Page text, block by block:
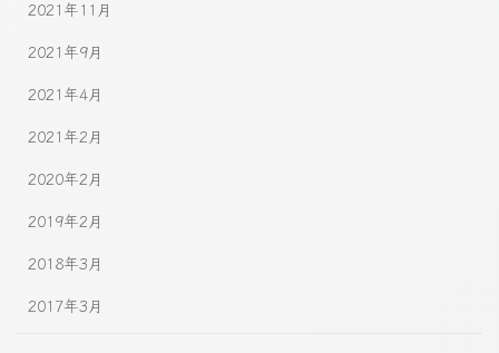
2021年11月
2021年9月
2021年4月
2021年2月
2020年2月
2019年2月
2018年3月
2017年3月